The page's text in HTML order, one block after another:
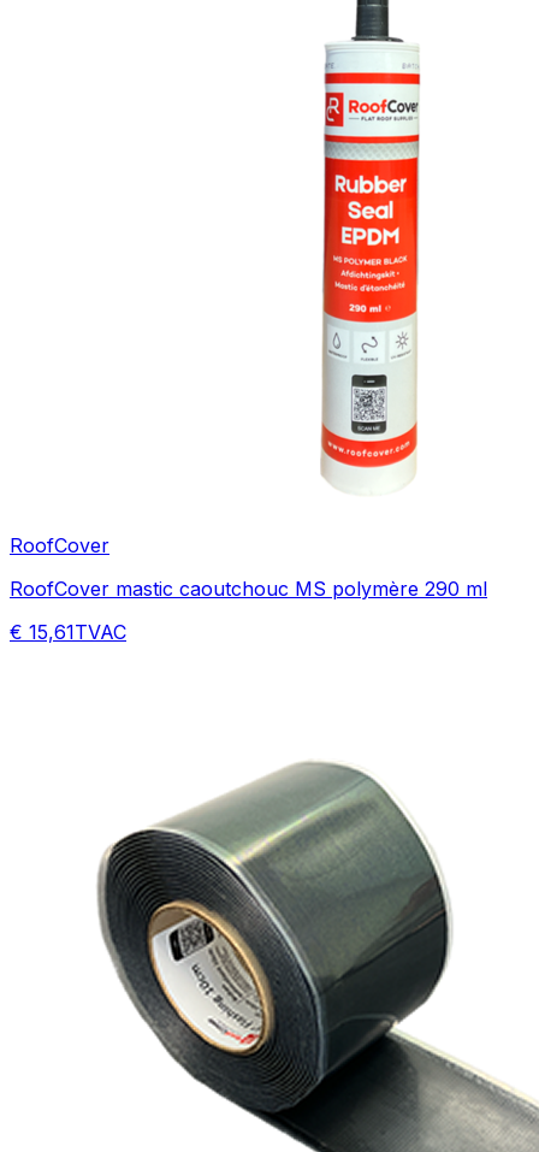
RoofCover
RoofCover mastic caoutchouc MS polymère 290 ml
€ 15,61TVAC